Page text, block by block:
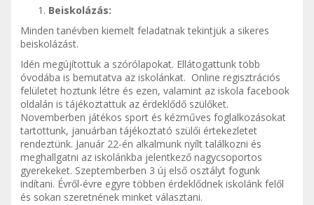
Beiskolázás:
Minden tanévben kiemelt feladatnak tekintjük a sikeres
beiskolázást.
Idén megújítottuk a szórólapokat. Ellátogattunk több
óvodába is bemutatva az iskolánkat. Online regisztrációs
felületet hoztunk létre és ezen, valamint az iskola facebook
oldalán is tájékoztattuk az érdeklődő szülőket.
Novemberben játékos sport és kézműves foglalkozásokat
tartottunk, januárban tájékoztató szülői értekezletet
rendeztünk. Január 22-én alkalmunk nyílt találkozni és
meghallgatni az iskolánkba jelentkező nagycsoportos
gyerekeket. Szeptemberben 3 új első osztályt fogunk
indítani. Évről-évre egyre többen érdeklődnek iskolánk felől
és sokan szeretnének minket választani.